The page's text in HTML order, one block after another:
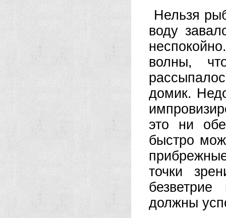
Нельзя
воду
волны,
домик.
это ни
быстро
точки
должны